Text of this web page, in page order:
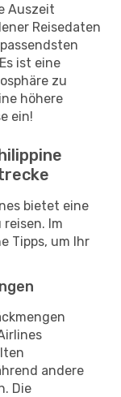
Auszeit
Reisedaten
ist eine
zu
höhere
ein!
bietet eine
Im
Tipps, um Ihr
andere
Die